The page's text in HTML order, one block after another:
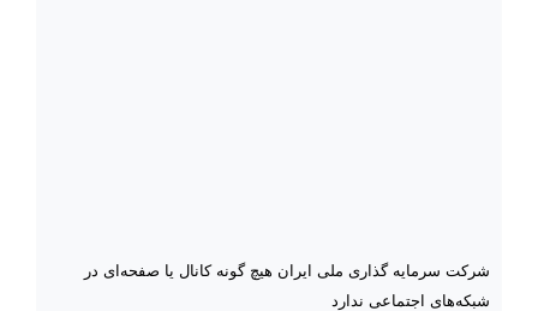
شرکت سرمایه گذاری ملی ایران هیچ گونه کانال یا صفحه‌ای در
شبکه‌های اجتماعی ندارد